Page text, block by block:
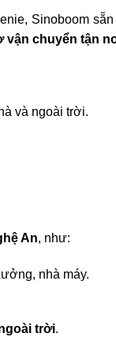
Sinoboom sẵn
vận chuyển tận
và ngoài trời.
An, như:
nhà máy.
trời.